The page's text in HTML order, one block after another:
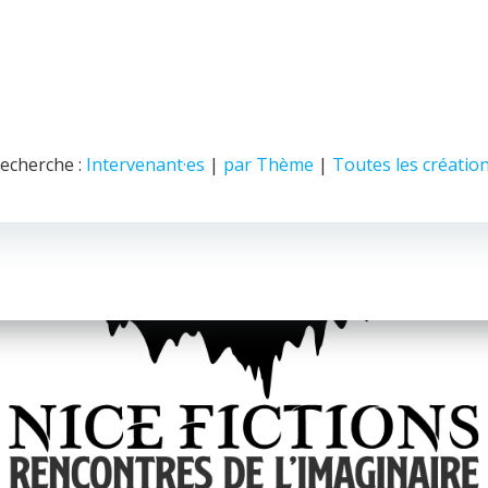
: Intervenant·es | par Thème | Toutes les